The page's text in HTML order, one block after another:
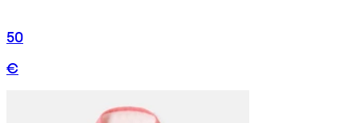
50
€